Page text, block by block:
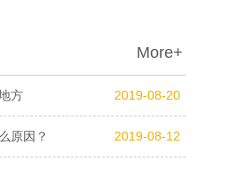
More+
方 2019-08-20
原因？ 2019-08-12